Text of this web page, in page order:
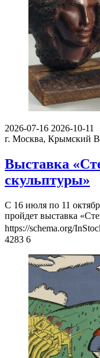
2026-07-16 2026-10-11
г. Москва, Крымский
Выставка
скульптуры»
С 16 июля по 11
пройдет выставка
https://schema.org/
4283 6